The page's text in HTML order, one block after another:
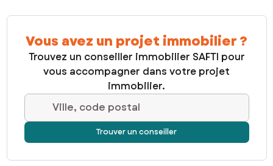
Vous avez un projet immobilier ?
Trouvez un conseiller immobilier SAFTI pour
vous accompagner dans votre projet
immobilier.
Ville, code postal
Trouver un conseiller